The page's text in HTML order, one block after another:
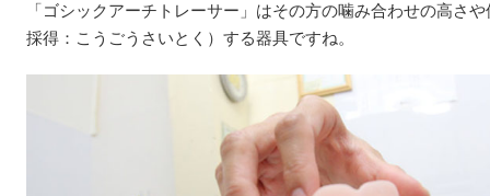
「ゴシックアーチトレーサー」はその方の噛み合わせの高さ
採得：こうごうさいとく）する器具ですね。